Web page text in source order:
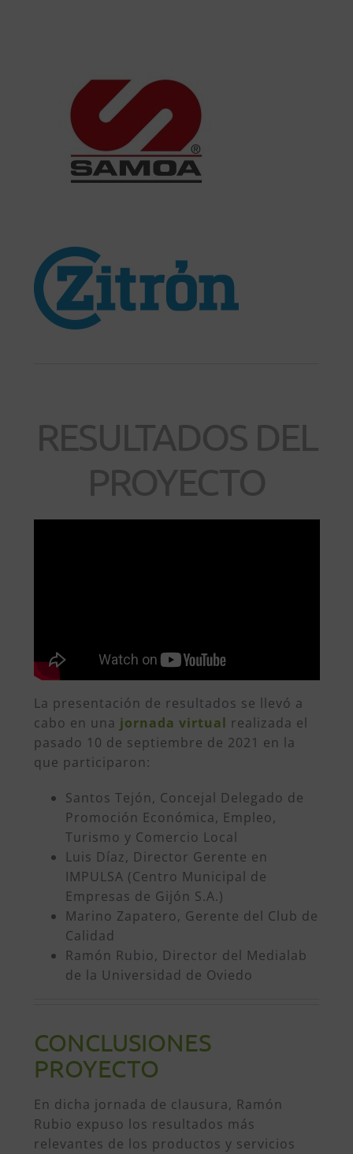
RESULTADOS DEL
PROYECTO
La presentación de resultados se llevó a
cabo en una jornada virtual realizada el
pasado 10 de septiembre de 2021 en la
que participaron:
Santos Tejón, Concejal Delegado de
Promoción Económica, Empleo,
Turismo y Comercio Local
Luis Díaz, Director Gerente en
IMPULSA (Centro Municipal de
Empresas de Gijón S.A.)
Marino Zapatero, Gerente del Club de
Calidad
Ramón Rubio, Director del Medialab
de la Universidad de Oviedo
CONCLUSIONES
PROYECTO
En dicha jornada de clausura, Ramón
Rubio expuso los resultados más
relevantes de los productos y servicios